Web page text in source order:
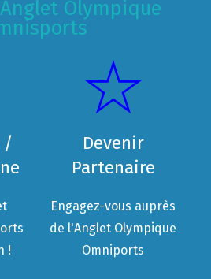
Olympique
/
!
Devenir
Partenaire
Engagez-vous auprès
de l'Anglet Olympique
Omniports